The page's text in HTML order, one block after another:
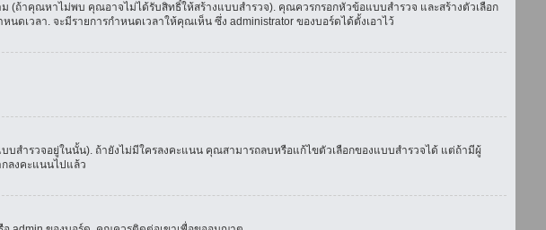
าคุณหาไม่พบ คุณอาจไม่ได้รับสิทธิ์ให้สร้างแบบสำรวจ). คุณควรกรอกหัวข้อแบบสำรวจ และสร้างตัวเลือก
ดเวลา. จะมีรายการกำหนดเวลาให้คุณเห็น ซึ่ง administrator ของบอร์ดได้ตั้งเอาไว้
สำรวจอยู่ในนั้น). ถ้ายังไม่มีใครลงคะแนน คุณสามารถลบหรือแก้ไขตัวเลือกของแบบสำรวจได้ แต่ถ้ามีผู้
กลงคะแนนไปแล้ว